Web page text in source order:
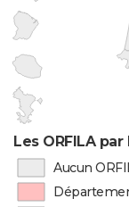
Les ORFILA
Aucun